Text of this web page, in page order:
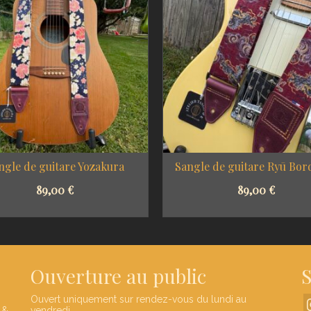
de guitare Yozakura
89,00 €
Sangle de guitare Ryū
89,00 €
Ouverture au public
Ouvert uniquement sur rendez-vous du lundi au